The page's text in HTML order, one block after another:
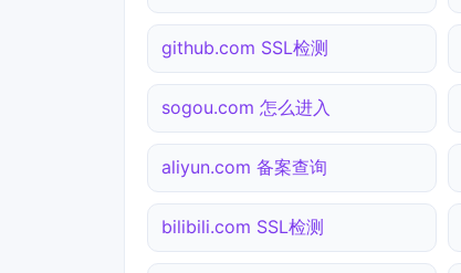
github.com SSL检测
sogou.com 怎么进入
aliyun.com 备案查询
bilibili.com SSL检测